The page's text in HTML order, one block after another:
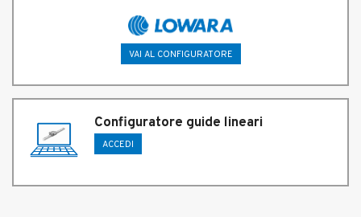
VAI AL CONFIGURATORE
Configuratore guide lineari
ACCEDI